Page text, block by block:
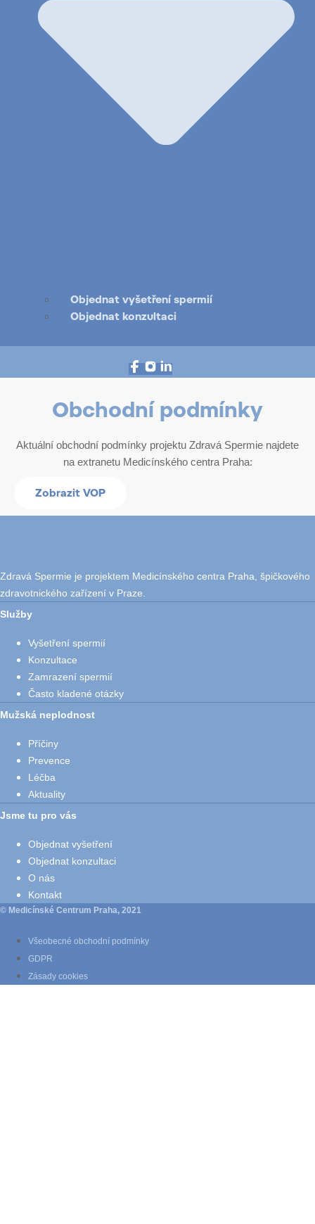
Objednat vyšetření spermií
Objednat konzultaci
Obchodní podmínky
Aktuální obchodní podmínky projektu Zdravá Spermie najdete
na extranetu Medicínského centra Praha:
Zobrazit VOP
Zdravá Spermie je projektem Medicínského centra Praha, špičkového
zdravotnického zařízení v Praze.
Služby
Vyšetření spermií
Konzultace
Zamrazení spermií
Často kladené otázky
Mužská neplodnost
Příčiny
Prevence
Léčba
Aktuality
Jsme tu pro vás
Objednat vyšetření
Objednat konzultaci
O nás
Kontakt
© Medicínské Centrum Praha, 2021
Všeobecné obchodní podmínky
GDPR
Zásady cookies